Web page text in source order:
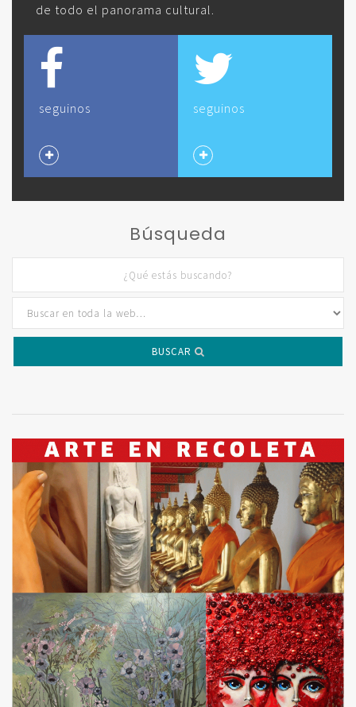
de todo el panorama cultural.
seguinos seguinos
Búsqueda
BUSCAR